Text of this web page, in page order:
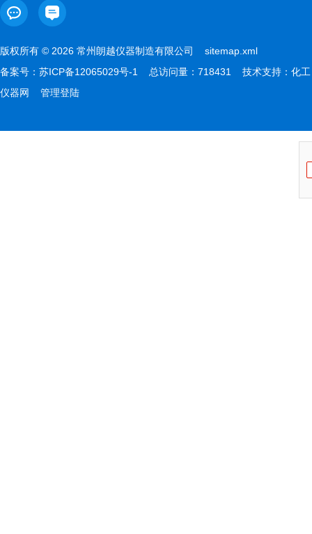
版权所有 © 2026 常州朗越仪器制造有限公司 sitemap.xml
备案号： 苏ICP备12065029号-1 总访问量：718431 技术支持： 化工
仪器网
管理登陆